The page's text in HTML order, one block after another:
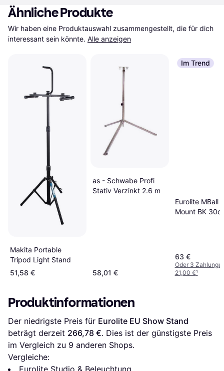
Ähnliche Produkte
Wir haben eine Produktauswahl zusammengestellt, die für dich
interessant sein könnte. Alle anzeigen
Makita Portable
Tripod Light Stand
51,58 €
as - Schwabe Profi
Stativ Verzinkt 2.6 m
58,01 €
Im Trend
Eurolite MBall
Mount BK
63 €
Oder 3
21,00 €¹
Produktinformationen
Der niedrigste Preis für Eurolite EU Show Stand
beträgt derzeit 266,78 €. Dies ist der günstigste Preis
im Vergleich zu 9 anderen Shops.
Vergleiche: